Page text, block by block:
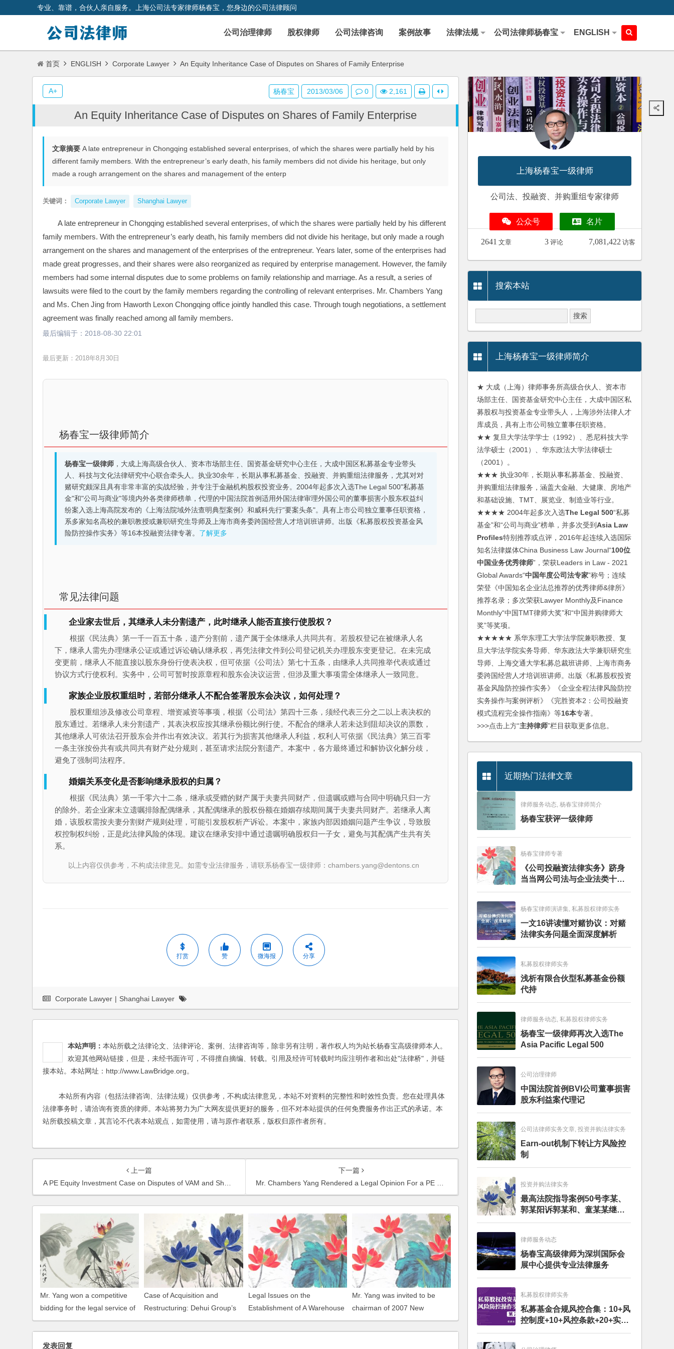
专业、靠谱，合伙人亲自服务。上海公司法专家律师杨春宝，您身边的公司法律顾问
公司治理律师 股权律师 公司法律咨询 案例故事 法律法规 公司法律师杨春宝 ENGLISH
首页 ENGLISH Corporate Lawyer An Equity Inheritance Case of Disputes on Shares of Family Enterprise
An Equity Inheritance Case of Disputes on Shares of Family Enterprise
文章摘要 A late entrepreneur in Chongqing established several enterprises, of which the shares were partially held by his
different family members. With the entrepreneur’s early death, his family members did not divide his heritage, but only
made a rough arrangement on the shares and management of the enterp
关键词： Corporate Lawyer Shanghai Lawyer
A late entrepreneur in Chongqing established several enterprises, of which the shares were partially held by his different
family members. With the entrepreneur’s early death, his family members did not divide his heritage, but only made a rough
arrangement on the shares and management of the enterprises of the entrepreneur. Years later, some of the enterprises had
made great progresses, and their shares were also reorganized as required by enterprise management. However, the family
members had some internal disputes due to some problems on family relationship and marriage. As a result, a series of
lawsuits were filed to the court by the family members regarding the controlling of relevant enterprises. Mr. Chambers Yang
and Ms. Chen Jing from Haworth Lexon Chongqing office jointly handled this case. Through tough negotiations, a settlement
agreement was finally reached among all family members.
最后编辑于： 2018-08-30 22:01
最后更新：2018年8月30日
杨春宝一级律师简介
杨春宝一级律师，大成上海高级合伙人、资本市场部主任、国资基金研究中心主任，大成中国区私募基金专业带头
人、科技与文化法律研究中心联合牵头人。执业30余年，长期从事私募基金、投融资、并购重组法律服务，尤其对对
赌研究颇深且具有非常丰富的实战经验，并专注于金融机构股权投资业务。2004年起多次入选The Legal 500"私募基
金"和"公司与商业"等境内外各类律师榜单，代理的中国法院首例适用外国法律审理外国公司的董事损害小股东权益纠
纷案入选上海高院发布的《上海法院域外法查明典型案例》和威科先行"要案头条"。具有上市公司独立董事任职资格，
系多家知名高校的兼职教授或兼职研究生导师及上海市商务委跨国经营人才培训班讲师。出版《私募股权投资基金风
险防控操作实务》等16本投融资法律专著。 了解更多
常见法律问题
企业家去世后，其继承人未分割遗产，此时继承人能否直接行使股权？
根据《民法典》第一千一百五十条，遗产分割前，遗产属于全体继承人共同共有。若股权登记在被继承人名
下，继承人需先办理继承公证或通过诉讼确认继承权，再凭法律文件到公司登记机关办理股东变更登记。在未完成
变更前，继承人不能直接以股东身份行使表决权，但可依据《公司法》第七十五条，由继承人共同推举代表或通过
协议方式行使权利。实务中，公司可暂时按原章程和股东会决议运营，但涉及重大事项需全体继承人一致同意。
家族企业股权重组时，若部分继承人不配合签署股东会决议，如何处理？
股权重组涉及修改公司章程、增资减资等事项，根据《公司法》第四十三条，须经代表三分之二以上表决权的
股东通过。若继承人未分割遗产，其表决权应按其继承份额比例行使。不配合的继承人若未达到阻却决议的票数，
其他继承人可依法召开股东会并作出有效决议。若其行为损害其他继承人利益，权利人可依据《民法典》第三百零
一条主张按份共有或共同共有财产处分规则，甚至请求法院分割遗产。本案中，各方最终通过和解协议化解分歧，
避免了强制司法程序。
婚姻关系变化是否影响继承股权的归属？
根据《民法典》第一千零六十二条，继承或受赠的财产属于夫妻共同财产，但遗嘱或赠与合同中明确只归一方
的除外。若企业家未立遗嘱排除配偶继承，其配偶继承的股权份额在婚姻存续期间属于夫妻共同财产。若继承人离
婚，该股权需按夫妻分割财产规则处理，可能引发股权析产诉讼。本案中，家族内部因婚姻问题产生争议，导致股
权控制权纠纷，正是此法律风险的体现。建议在继承安排中通过遗嘱明确股权归一子女，避免与其配偶产生共有关
系。
以上内容仅供参考，不构成法律意见。如需专业法律服务，请联系杨春宝一级律师：chambers.yang@dentons.cn
打赏 赞 微海报 分享
杨春宝 2013/03/06 0 2,161
A+
Corporate Lawyer | Shanghai Lawyer
本站声明： 本站所载之法律论文、法律评论、案例、法律咨询等，除非另有注明，著作权人均为站长杨春宝高级律师本人。
欢迎其他网站链接，但是，未经书面许可，不得擅自摘编、转载。引用及经许可转载时均应注明作者和出处"法律桥"，并链
接本站。本站网址：http://www.LawBridge.org。
本站所有内容（包括法律咨询、法律法规）仅供参考，不构成法律意见，本站不对资料的完整性和时效性负责。您在处理具体
法律事务时，请洽询有资质的律师。本站将努力为广大网友提供更好的服务，但不对本站提供的任何免费服务作出正式的承诺。本
站所载投稿文章，其言论不代表本站观点，如需使用，请与原作者联系，版权归原作者所有。
上一篇
A PE Equity Investment Case on Disputes of VAM and Shareholder Interest Damages
下一篇
Mr. Chambers Yang Rendered a Legal Opinion For a PE Fund Regarding its Investment in a Restaurant Chain
Mr. Yang won a competitive
bidding for the legal service of
overseas investment and trade
Case of Acquisition and
Restructuring: Dehui Group’s
Acquisition and Restructuring
of Chemland Industrial Co.,
Legal Issues on the
Establishment of A Warehouse
or Distribution Center in China
Mr. Yang was invited to be
chairman of 2007 New
Environment For Foreign
Investment In China and made
发表回复
上海杨春宝一级律师
公司法、投融资、并购重组专家律师
公众号 名片
2641 文章 3 评论 7,081,422 访客
搜索本站
上海杨春宝一级律师简介
★ 大成（上海）律师事务所高级合伙人、资本市
场部主任、国资基金研究中心主任，大成中国区私
募股权与投资基金专业带头人，上海涉外法律人才
库成员，具有上市公司独立董事任职资格。
★★ 复旦大学法学学士（1992）、悉尼科技大学
法学硕士（2001）、华东政法大学法律硕士
（2001）。
★★★ 执业30年，长期从事私募基金、投融资、
并购重组法律服务，涵盖大金融、大健康、房地产
和基础设施、TMT、展览业、制造业等行业。
★★★★ 2004年起多次入选The Legal 500“私募
基金”和“公司与商业”榜单，并多次受到Asia Law
Profiles特别推荐或点评，2016年起连续入选国际
知名法律媒体China Business Law Journal“100位
中国业务优秀律师”，荣获Leaders in Law - 2021
Global Awards“中国年度公司法专家”称号；连续
荣登《中国知名企业法总推荐的优秀律师&律所》
推荐名录；多次荣获Lawyer Monthly及Finance
Monthly“中国TMT律师大奖”和“中国并购律师大
奖”等奖项。
★★★★★ 系华东理工大学法学院兼职教授、复
旦大学法学院实务导师、华东政法大学兼职研究生
导师、上海交通大学私募总裁班讲师、上海市商务
委跨国经营人才培训班讲师。出版《私募股权投资
基金风险防控操作实务》《企业全程法律风险防控
实务操作与案例评析》《完胜资本2：公司投融资
模式流程完全操作指南》等16本专著。
>>>点击上方“主持律师”栏目获取更多信息。
近期热门法律文章
律师服务动态, 杨春宝律师简介
杨春宝获评一级律师
杨春宝律师专著
《公司投融资法律实务》跻身
当当网公司法与企业法类十大
畅销图书榜
杨春宝律师演讲集, 私募股权律师实务
一文16讲读懂对赌协议：对赌
法律实务问题全面深度解析
私募股权律师实务
浅析有限合伙型私募基金份额
代持
律师服务动态, 私募股权律师实务
杨春宝一级律师再次入选The
Asia Pacific Legal 500
公司治理律师
中国法院首例BVI公司董事损害
股东利益案代理记
公司法律师实务文章, 投资并购法律实务
Earn-out机制下转让方风险控
制
投资并购法律实务
最高法院指导案例50号李某、
郭某阳诉郭某和、童某某继承
纠纷案
律师服务动态
杨春宝高级律师为深圳国际会
展中心提供专业法律服务
私募股权律师实务
私募基金合规风控合集：10+风
控制度+10+风控条款+20+实务
文章+每月动态